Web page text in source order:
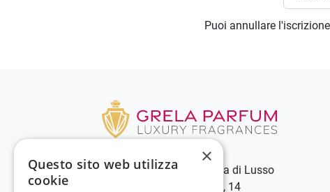
Puoi annullare
Grela Parfum - Profumeria di Lusso
C.so Vittorio Emanuele III, 14
×
Questo sito web utilizza
cookie